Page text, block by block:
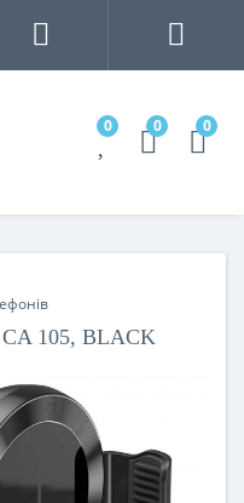
0 0 0
105, BLACK